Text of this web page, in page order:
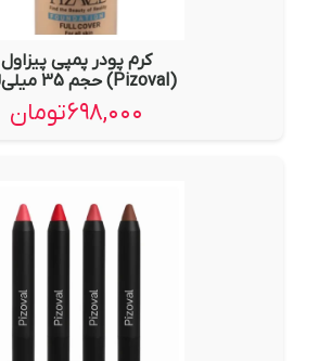
کرم پودر پمپی پیزاول
(Pizoval) حجم 35 میلی‌لیتر
۶۹۸,۰۰۰تومان